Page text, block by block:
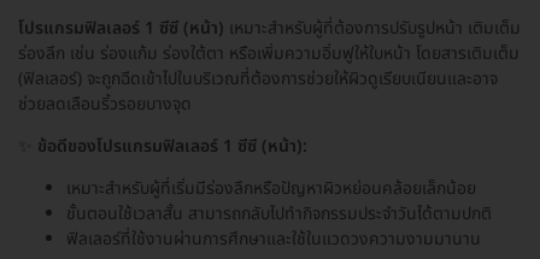
โปรแกรมฟิลเลอร์ 1 ซีซี (หน้า) เหมาะสำหรับผู้ที่ต้องการปรับรูปหน้า เติมเต็ม
ร่องลึก เช่น ร่องแก้ม ร่องใต้ตา หรือเพิ่มความอิ่มฟูให้ใบหน้า โดยสารเติมเต็ม
(ฟิลเลอร์) จะถูกฉีดเข้าไปในบริเวณที่ต้องการช่วยให้ผิวดูเรียบเนียนและอาจ
ช่วยลดเลือนริ้วรอยบางจุด
ข้อดีของโปรแกรมฟิลเลอร์ 1 ซีซี (หน้า):
เหมาะสำหรับผู้ที่เริ่มมีร่องลึกหรือปัญหาผิวหย่อนคล้อยเล็กน้อย
ขั้นตอนใช้เวลาสั้น สามารถกลับไปทำกิจกรรมประจำวันได้ตามปกติ
ฟิลเลอร์ที่ใช้งานผ่านการศึกษาและใช้ในแวดวงความงามมานาน